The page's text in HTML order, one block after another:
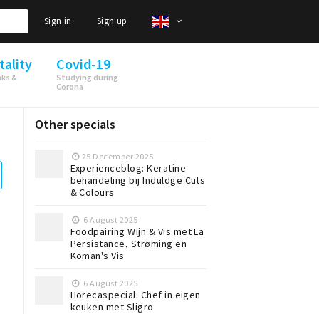
Sign in Sign up
&
Covid-19
Studying during
Corona
Other specials
25 December 2025
Experienceblog: Keratine
behandeling bij Induldge Cuts
& Colours
6 August 2025
Foodpairing Wijn & Vis met La
Persistance, Strøming en
Koman's Vis
6 August 2025
Horecaspecial: Chef in eigen
keuken met Sligro